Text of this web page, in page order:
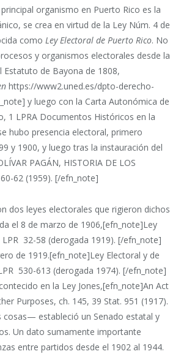
organismo en Puerto Rico es la
se crea en virtud de la Ley Núm. 4 de
comoLey Electoral de Puerto Rico. No
y organismos electorales desde la
Estatuto de Bayona de 1808,
https://www2.uned.es/dpto-derecho-
y luego con la Carta Autonómica de
1 LPRA Documentos Históricos en la
hubo presencia electoral, primero
y 1900, y luego tras la instauración del
PAGÁN, HISTORIA DE LOS
60-62 (1959). [/efn_note]
dos leyes electorales que rigieron dichos
el 8 de marzo de 1906,[efn_note]Ley
32-58 (derogada 1919). [/efn_note]
de 1919.[efn_note]Ley Electoral y de
530-613 (derogada 1974). [/efn_note]
en la Ley Jones,[efn_note]An Act
Purposes, ch. 145, 39 Stat. 951 (1917).
estableció un Senado estatal y
Un dato sumamente importante
entre partidos desde el 1902 al 1944.